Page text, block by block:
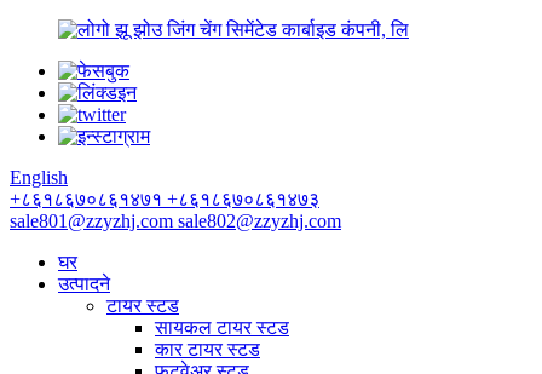
झू झोउ जिंग चेंग सिमेंटेड कार्बाइड कंपनी, लि
English
+८६१८६७०८६१४७१ +८६१८६७०८६१४७३
sale801@zzyzhj.com sale802@zzyzhj.com
घर
उत्पादने
टायर स्टड
सायकल टायर स्टड
कार टायर स्टड